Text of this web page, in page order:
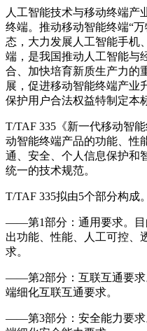
人工智能技术与移动终端产
终端。推动移动智能终端“
态，大力发展人工智能手机
端，是我国推动人工智能与
合、加快培育新质生产力的
展，促进移动智能终端产业
保护用户合法权益特制定本
T/TAF 335《新一代移动智
动智能终端产品的功能、性
通、安全、个人信息保护和
统一的技术规范。
T/TAF 335拟由5个部分构成。
——第1部分：通用要求。目
出功能、性能、人工可控、
求。
——第2部分：互联互通要求
端细化互联互通要求。
——第3部分：安全能力要求